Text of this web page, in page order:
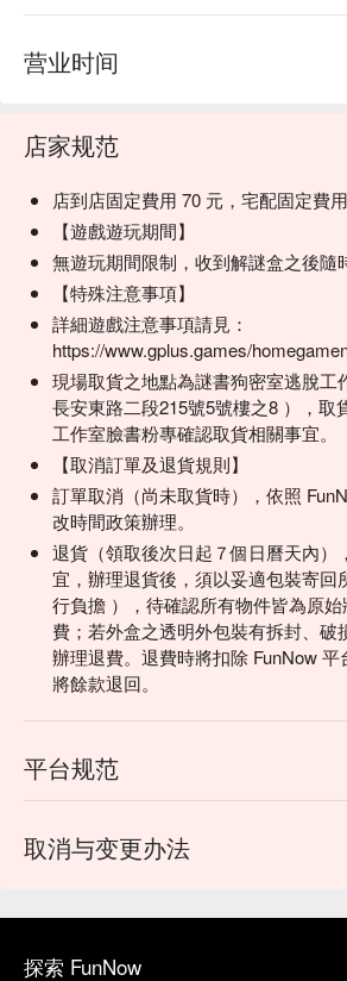
📍獨創故事，深度結合
📍動手操作，趣味加倍
再加上一個道具多次使用，讓你越玩越好
📍不插電機關，驚呼連連
透過簡單的幾樣物品拼拼湊湊，做出像是
動起來的那一刻，絕對讓你成就感滿滿
📍獨家特典，只送不賣
這次特別升級成限量紀念過關閃卡＋過關
每人一套，讓你好好珍藏這次難忘的冒
【遊戲資訊】
．每份遊戲可供１～３人遊玩
．遊戲時長：180分鐘（實際體驗時間因
．內含完整遊戲道具＋每人一套的限量
．詳細遊戲介紹請見官網：https://
营业时间
店家规范
店到店固定費用 70 元，宅配固定費
【遊戲遊玩期間】
無遊玩期間限制，收到解謎盒之後隨
【特殊注意事項】
詳細遊戲注意事項請見：
https://www.gplus.games/
現場取貨之地點為謎書狗密室逃脫工
長安東路二段215號5號樓之8 ），取
工作室臉書粉專確認取貨相關事宜。
【取消訂單及退貨規則】
訂單取消（尚未取貨時），依照
改時間政策辦理。
退貨（領取後次日起７個日曆天內）
宜，辦理退貨後，須以妥適包裝寄回
行負擔 ），待確認所有物件皆為原
費；若外盒之透明外包裝有拆封、破
辦理退費。退費時將扣除 FunNow
將餘款退回。
平台规范
取消与变更办法
探索 FunNow